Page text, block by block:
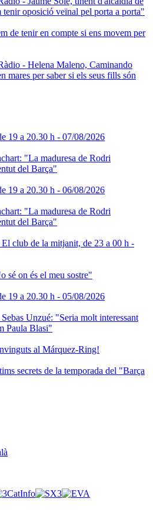
tenir oposició veïnal pel porta a porta"
de tenir en compte si ens movem per
- Helena Maleno, Caminando
mares per saber si els seus fills són
19 a 20.30 h - 07/08/2026
"La maduresa de Rodri
del Barça"
19 a 20.30 h - 06/08/2026
"La maduresa de Rodri
del Barça"
club de la mitjanit, de 23 a 00 h -
sé on és el meu sostre"
19 a 20.30 h - 05/08/2026
Unzué: "Seria molt interessant
Paula Blasi"
al Márquez-Ring!
secrets de la temporada del "Barça